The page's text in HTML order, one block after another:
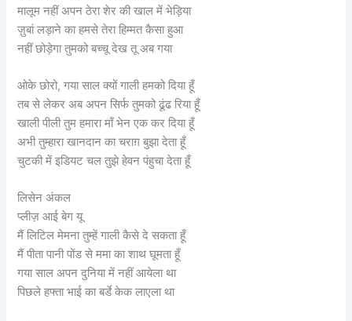
मालूम नहीं अपन ठेरा शेर की खाल में भेड़िया
ज़ुबां लड़ाने का हमसे तेरा हिम्मत कैसा हुआ
नहीं छोड़ेगा तुमको बच्चू देख तू अब गया
ओके छोरो, गया साल क्यों गाली हमको दिया हूँ
तब से लेकर अब अपन सिर्फ तुमको ढूंढ रिया हूँ
खाली पीली तुम हमारा माँ भेन एक कर दिया हूँ
अभी तुम्हारा खानदान का चराग़ बुझा देता हूँ
चुटकी में इडियट चल तुझे हेवन पंहुचा देता हूँ
लिसेन अंकल
प्लीज़ आई बेग यू
मैं लिटिल मेमना तुम्हें गाली कैसे दे सकता हूँ
मैं पीता पानी पोंड से ममा का शाथ घूमता हूँ
गया साल अपन दुनिया में नहीं आयेला था
पिछले हफ्ता भाई का बर्डे केक लाएला था